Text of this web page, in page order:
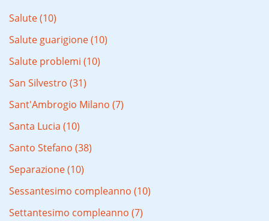
Salute (10)
Salute guarigione (10)
Salute problemi (10)
San Silvestro (31)
Sant'Ambrogio Milano (7)
Santa Lucia (10)
Santo Stefano (38)
Separazione (10)
Sessantesimo compleanno (10)
Settantesimo compleanno (7)